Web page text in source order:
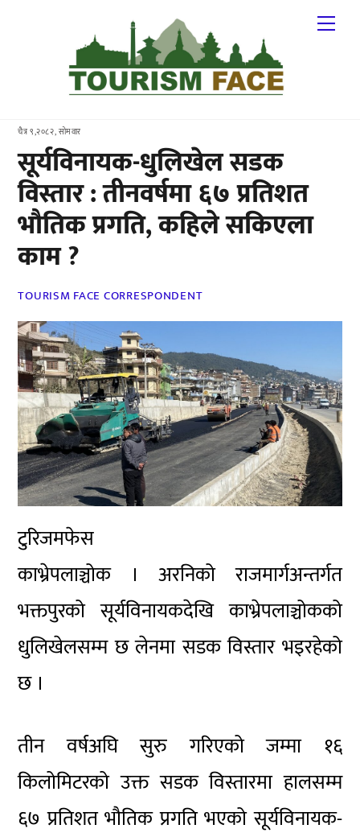
चैत्र ९,२०८२, सोमवार
सूर्यविनायक-धुलिखेल सडक
विस्तार : तीनवर्षमा ६७ प्रतिशत
भौतिक प्रगति, कहिले सकिएला
काम ?
TOURISM FACE CORRESPONDENT
टुरिजमफेस
काभ्रेपलाञ्चोक । अरनिको राजमार्गअन्तर्गत
भक्तपुरको सूर्यविनायकदेखि काभ्रेपलाञ्चोकको
धुलिखेलसम्म छ लेनमा सडक विस्तार भइरहेको
छ ।
तीन वर्षअघि सुरु गरिएको जम्मा १६
किलोमिटरको उक्त सडक विस्तारमा हालसम्म
६७ प्रतिशत भौतिक प्रगति भएको सूर्यविनायक-